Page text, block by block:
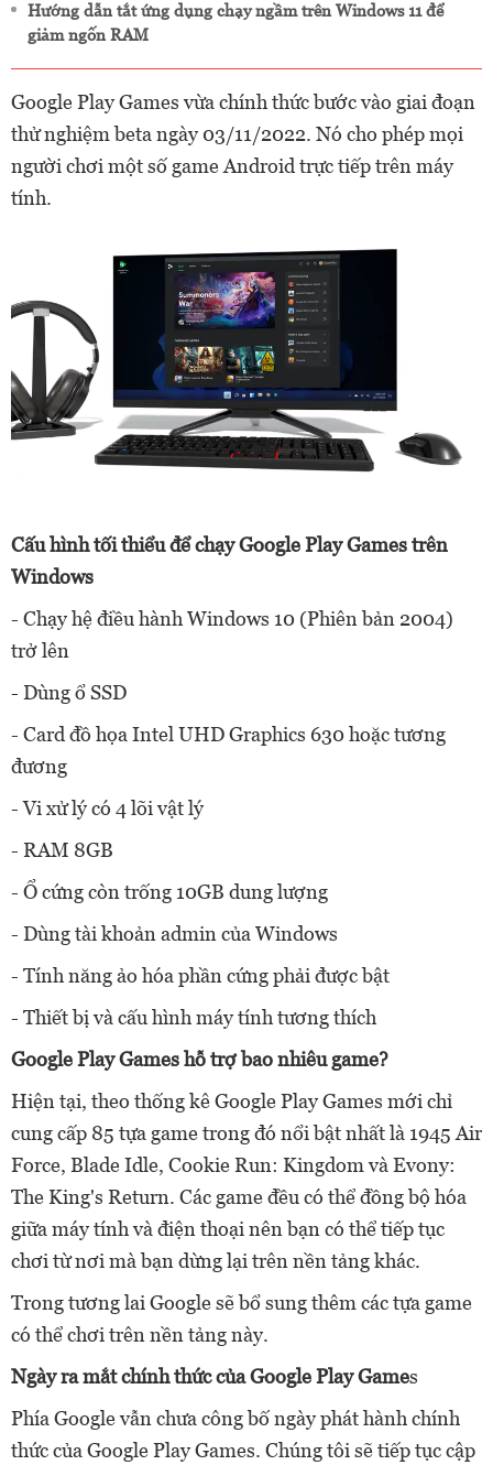
Hướng dẫn tắt ứng dụng chạy ngầm trên Windows 11 để
giảm ngốn RAM
Google Play Games vừa chính thức bước vào giai đoạn
thử nghiệm beta ngày 03/11/2022. Nó cho phép mọi
người chơi một số game Android trực tiếp trên máy
tính.
Cấu hình tối thiểu để chạy Google Play Games trên
Windows
- Chạy hệ điều hành Windows 10 (Phiên bản 2004)
trở lên
- Dùng ổ SSD
- Card đồ họa Intel UHD Graphics 630 hoặc tương
đương
- Vi xử lý có 4 lõi vật lý
- RAM 8GB
- Ổ cứng còn trống 10GB dung lượng
- Dùng tài khoản admin của Windows
- Tính năng ảo hóa phần cứng phải được bật
- Thiết bị và cấu hình máy tính tương thích
Google Play Games hỗ trợ bao nhiêu game?
Hiện tại, theo thống kê Google Play Games mới chỉ
cung cấp 85 tựa game trong đó nổi bật nhất là 1945 Air
Force, Blade Idle, Cookie Run: Kingdom và Evony:
The King's Return. Các game đều có thể đồng bộ hóa
giữa máy tính và điện thoại nên bạn có thể tiếp tục
chơi từ nơi mà bạn dừng lại trên nền tảng khác.
Trong tương lai Google sẽ bổ sung thêm các tựa game
có thể chơi trên nền tảng này.
Ngày ra mắt chính thức của Google Play Games
Phía Google vẫn chưa công bố ngày phát hành chính
thức của Google Play Games. Chúng tôi sẽ tiếp tục cập